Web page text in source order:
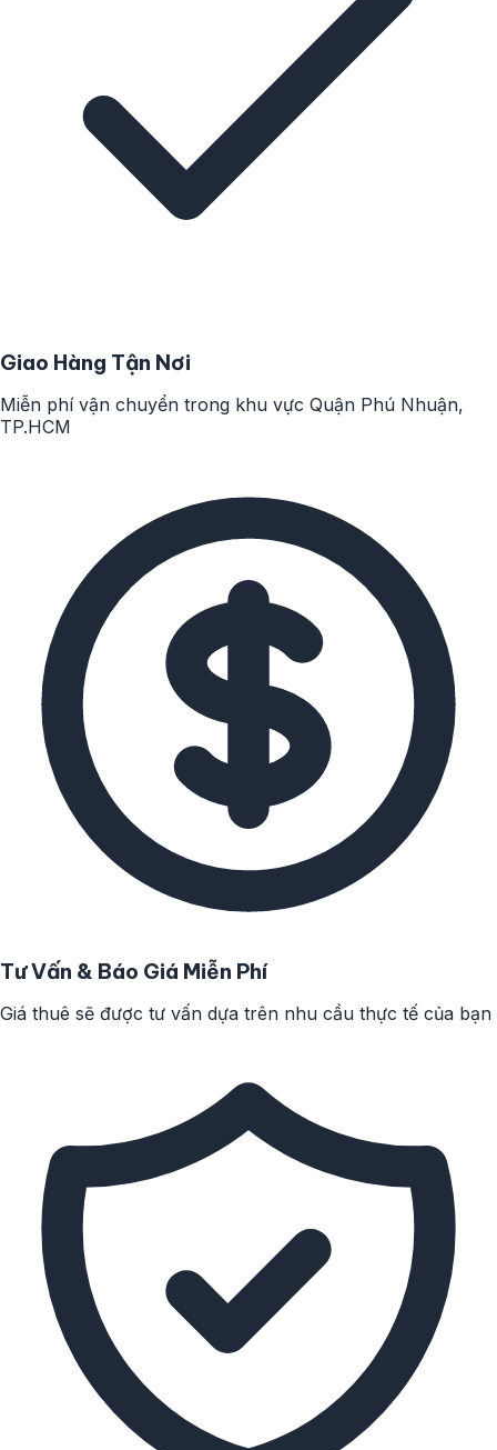
Giao Hàng Tận Nơi
Miễn phí vận chuyển trong khu vực Quận Phú Nhuận,
TP.HCM
Tư Vấn & Báo Giá Miễn Phí
Giá thuê sẽ được tư vấn dựa trên nhu cầu thực tế của bạn